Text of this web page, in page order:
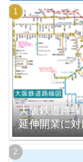
大阪鉄道路
延伸開業に